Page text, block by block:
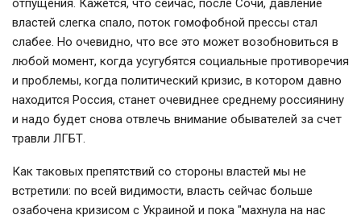
отпущения. Кажется, что сейчас, после Сочи, давление
властей слегка спало, поток гомофобной прессы стал
слабее. Но очевидно, что все это может возобновиться в
любой момент, когда усугубятся социальные противоречия
и проблемы, когда политический кризис, в котором давно
находится Россия, станет очевиднее среднему россиянину
и надо будет снова отвлечь внимание обывателей за счет
травли ЛГБТ.
Как таковых препятствий со стороны властей мы не
встретили: по всей видимости, власть сейчас больше
озабочена кризисом с Украиной и пока "махнула на нас